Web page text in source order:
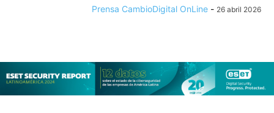
Prensa CambioDigital OnLine - 26 abril 2026